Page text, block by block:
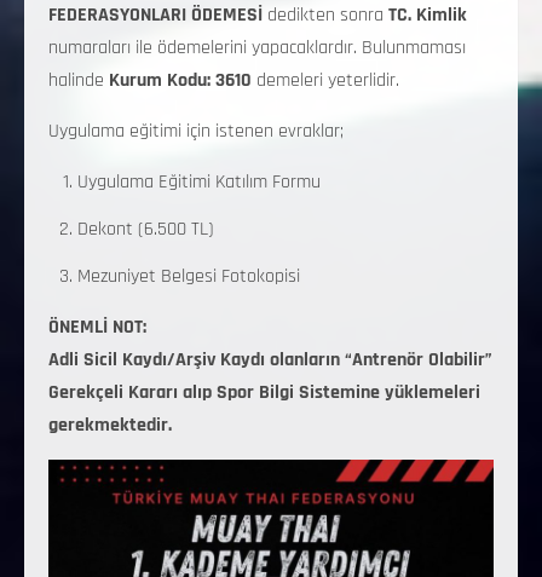
FEDERASYONLARI ÖDEMESİ dedikten sonra TC. Kimlik
numaraları ile ödemelerini yapacaklardır. Bulunmaması
halinde Kurum Kodu: 3610 demeleri yeterlidir.
Uygulama eğitimi için istenen evraklar;
Uygulama Eğitimi Katılım Formu
Dekont (6.500 TL)
Mezuniyet Belgesi Fotokopisi
ÖNEMLİ NOT:
Adli Sicil Kaydı/Arşiv Kaydı olanların “Antrenör Olabilir”
Gerekçeli Kararı alıp Spor Bilgi Sistemine yüklemeleri
gerekmektedir.